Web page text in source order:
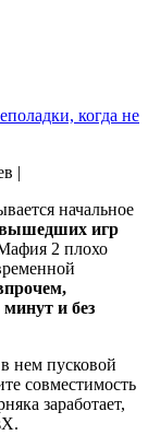
когда не
|
начальное
вышедших игр
2 плохо
и без
нем пусковой
совместимость
заработает,